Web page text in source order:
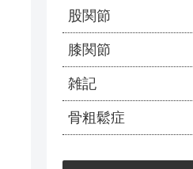
股関節
膝関節
雑記
骨粗鬆症